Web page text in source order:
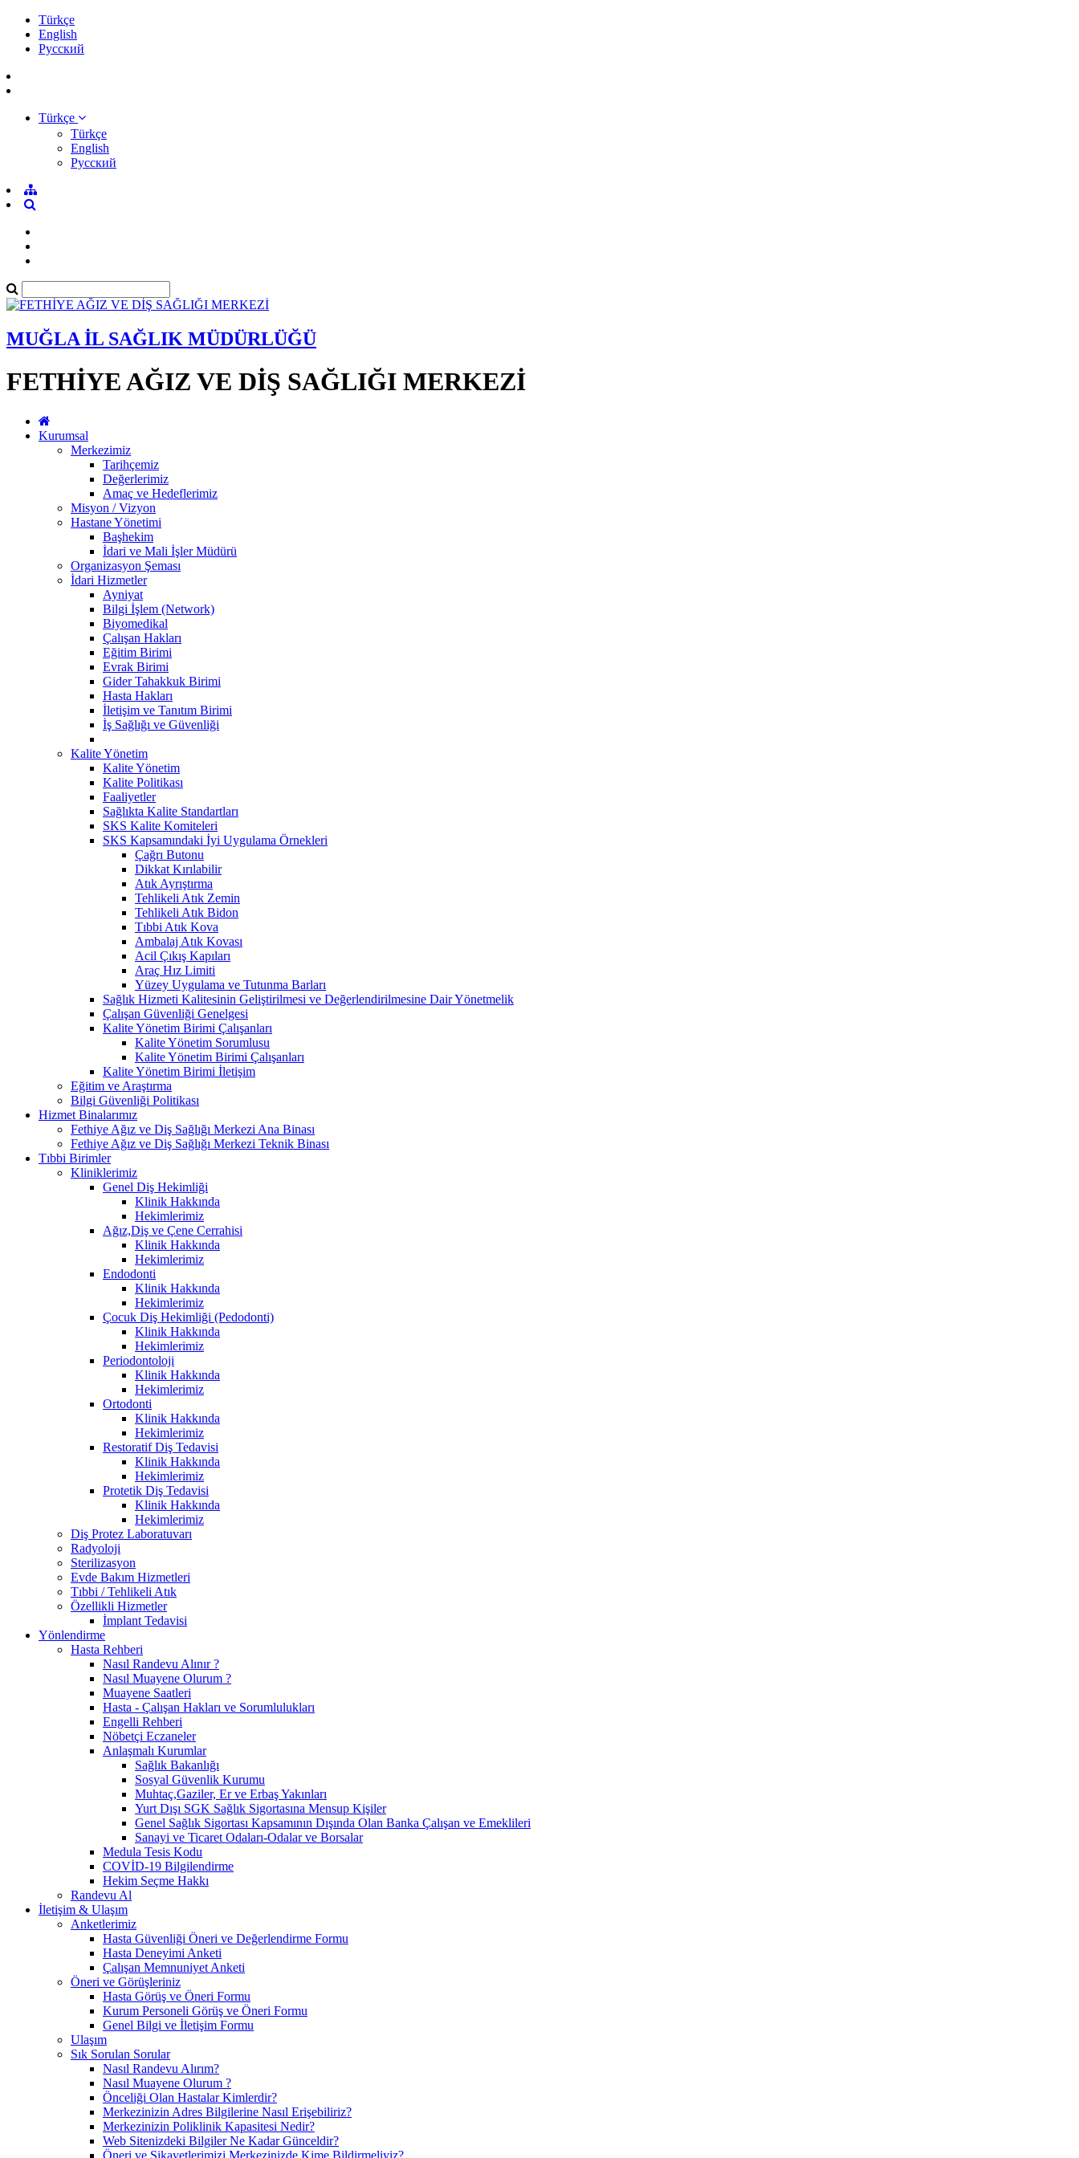
Türkçe
English
Pусский
Türkçe
Türkçe
English
Pусский
MUĞLA İL SAĞLIK MÜDÜRLÜĞÜ
FETHİYE AĞIZ VE DİŞ SAĞLIĞI MERKEZİ
Kurumsal
Merkezimiz
Tarihçemiz
Değerlerimiz
Amaç ve Hedeflerimiz
Misyon / Vizyon
Hastane Yönetimi
Başhekim
İdari ve Mali İşler Müdürü
Organizasyon Şeması
İdari Hizmetler
Ayniyat
Bilgi İşlem (Network)
Biyomedikal
Çalışan Hakları
Eğitim Birimi
Evrak Birimi
Gider Tahakkuk Birimi
Hasta Hakları
İletişim ve Tanıtım Birimi
İş Sağlığı ve Güvenliği
Kalite Yönetim
Kalite Yönetim
Kalite Politikası
Faaliyetler
Sağlıkta Kalite Standartları
SKS Kalite Komiteleri
SKS Kapsamındaki İyi Uygulama Örnekleri
Çağrı Butonu
Dikkat Kırılabilir
Atık Ayrıştırma
Tehlikeli Atık Zemin
Tehlikeli Atık Bidon
Tıbbi Atık Kova
Ambalaj Atık Kovası
Acil Çıkış Kapıları
Araç Hız Limiti
Yüzey Uygulama ve Tutunma Barları
Sağlık Hizmeti Kalitesinin Geliştirilmesi ve Değerlendirilmesine Dair Yönetmelik
Çalışan Güvenliği Genelgesi
Kalite Yönetim Birimi Çalışanları
Kalite Yönetim Sorumlusu
Kalite Yönetim Birimi Çalışanları
Kalite Yönetim Birimi İletişim
Eğitim ve Araştırma
Bilgi Güvenliği Politikası
Hizmet Binalarımız
Fethiye Ağız ve Diş Sağlığı Merkezi Ana Binası
Fethiye Ağız ve Diş Sağlığı Merkezi Teknik Binası
Tıbbi Birimler
Kliniklerimiz
Genel Diş Hekimliği
Klinik Hakkında
Hekimlerimiz
Ağız,Diş ve Çene Cerrahisi
Klinik Hakkında
Hekimlerimiz
Endodonti
Klinik Hakkında
Hekimlerimiz
Çocuk Diş Hekimliği (Pedodonti)
Klinik Hakkında
Hekimlerimiz
Periodontoloji
Klinik Hakkında
Hekimlerimiz
Ortodonti
Klinik Hakkında
Hekimlerimiz
Restoratif Diş Tedavisi
Klinik Hakkında
Hekimlerimiz
Protetik Diş Tedavisi
Klinik Hakkında
Hekimlerimiz
Diş Protez Laboratuvarı
Radyoloji
Sterilizasyon
Evde Bakım Hizmetleri
Tıbbi / Tehlikeli Atık
Özellikli Hizmetler
İmplant Tedavisi
Yönlendirme
Hasta Rehberi
Nasıl Randevu Alınır ?
Nasıl Muayene Olurum ?
Muayene Saatleri
Hasta - Çalışan Hakları ve Sorumlulukları
Engelli Rehberi
Nöbetçi Eczaneler
Anlaşmalı Kurumlar
Sağlık Bakanlığı
Sosyal Güvenlik Kurumu
Muhtaç,Gaziler, Er ve Erbaş Yakınları
Yurt Dışı SGK Sağlık Sigortasına Mensup Kişiler
Genel Sağlık Sigortası Kapsamının Dışında Olan Banka Çalışan ve Emeklileri
Sanayi ve Ticaret Odaları-Odalar ve Borsalar
Medula Tesis Kodu
COVİD-19 Bilgilendirme
Hekim Seçme Hakkı
Randevu Al
İletişim & Ulaşım
Anketlerimiz
Hasta Güvenliği Öneri ve Değerlendirme Formu
Hasta Deneyimi Anketi
Çalışan Memnuniyet Anketi
Öneri ve Görüşleriniz
Hasta Görüş ve Öneri Formu
Kurum Personeli Görüş ve Öneri Formu
Genel Bilgi ve İletişim Formu
Ulaşım
Sık Sorulan Sorular
Nasıl Randevu Alırım?
Nasıl Muayene Olurum ?
Önceliği Olan Hastalar Kimlerdir?
Merkezinizin Adres Bilgilerine Nasıl Erişebiliriz?
Merkezinizin Poliklinik Kapasitesi Nedir?
Web Sitenizdeki Bilgiler Ne Kadar Günceldir?
Öneri ve Şikayetlerimizi Merkezinizde Kime Bildirmeliyiz?